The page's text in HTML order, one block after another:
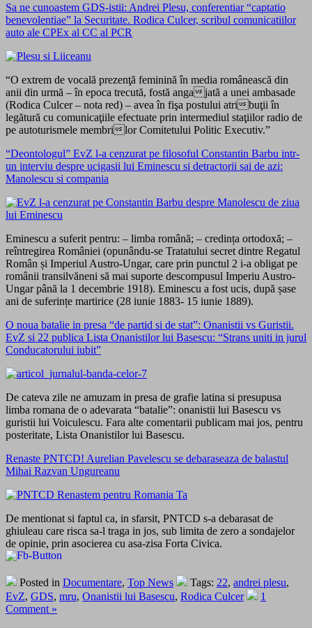
Sa ne cunoastem GDS-istii: Andrei Plesu, conferentiar “captatio
benevolentiae” la Securitate. Rodica Culcer, scribul comunicatiilor
auto ale CPEx al CC al PCR
“O extrem de vocală prezenţă feminină în media românească din
anii din urmă – în epoca trecută, fostă angajată a unei ambasade
(Rodica Culcer – nota red) – avea în fişa postului atribuţii în
legătură cu comunicaţiile efectuate prin intermediul staţiilor radio de
pe autoturismele membrilor Comitetului Politic Executiv.”
“Deontologul” EvZ l-a cenzurat pe filosoful Constantin Barbu intr-
un interviu despre ucigasii lui Eminescu si detractorii sai de azi:
Manolescu si compania
Eminescu a suferit pentru: – limba română; – credința ortodoxă; –
reîntregirea României (opunându-se Tratatului secret dintre Regatul
Român și Imperiul Austro-Ungar, care prin punctul 2 i-a obligat pe
românii transilvăneni să mai suporte descompusul Imperiu Austro-
Ungar până la 1 decembrie 1918). Eminescu a fost ucis, după șase
ani de suferințe martirice (28 iunie 1883- 15 iunie 1889).
O noua batalie in presa “de partid si de stat”: Onanistii vs Guristii.
EvZ si 22 publica Lista Onanistilor lui Basescu: “Strans uniti in jurul
Conducatorului iubit”
De cateva zile ne amuzam in presa de grafie latina si presupusa
limba romana de o adevarata “batalie”: onanistii lui Basescu vs
guristii lui Voiculescu. Fara alte comentarii publicam mai jos, pentru
posteritate, Lista Onanistilor lui Basescu.
Renaste PNTCD! Aurelian Pavelescu se debaraseaza de balastul
Mihai Razvan Ungureanu
De mentionat si faptul ca, in sfarsit, PNTCD s-a debarasat de
ghiuleau care risca sa-l traga in jos, sub limita de zero a sondajelor
de opinie, prin asocierea cu asa-zisa Forta Civica.
Posted in Documentare, Top News Tags: 22, andrei plesu,
EvZ, GDS, mru, Onanistii lui Basescu, Rodica Culcer
1
Comment »